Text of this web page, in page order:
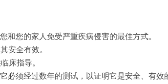
和您的家人免受严重疾病侵害的最佳方式。
安全有效。
床指导。
必须经过数年的测试，以证明它是安全、有效